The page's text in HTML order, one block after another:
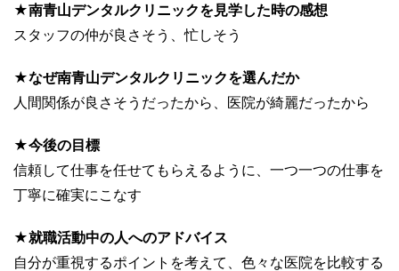
★南青山デンタルクリニックを見学した時の感想
スタッフの仲が良さそう、忙しそう
★なぜ南青山デンタルクリニックを選んだか
人間関係が良さそうだったから、医院が綺麗だったから
★今後の目標
信頼して仕事を任せてもらえるように、一つ一つの仕事を
丁寧に確実にこなす
★就職活動中の人へのアドバイス
自分が重視するポイントを考えて、色々な医院を比較する